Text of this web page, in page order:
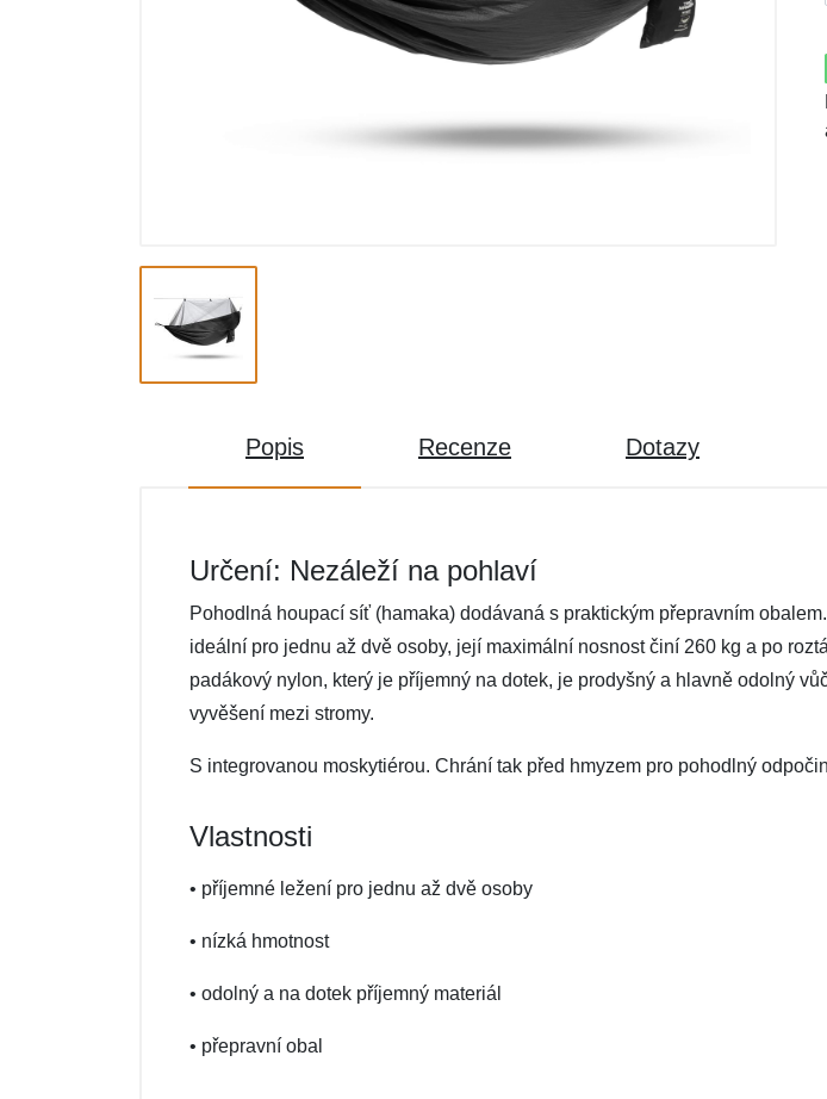
Popis Recenze Dotazy
Určení: Nezáleží na pohlaví
Pohodlná houpací síť (hamaka) dodávaná s praktickým přepravním
ideální pro jednu až dvě osoby, její maximální nosnost činí 260 kg a po
padákový nylon, který je příjemný na dotek, je prodyšný a hlavně odolný
vyvěšení mezi stromy.
S integrovanou moskytiérou. Chrání tak před hmyzem pro pohodlný
Vlastnosti
• příjemné ležení pro jednu až dvě osoby
• nízká hmotnost
• odolný a na dotek příjemný materiál
• přepravní obal